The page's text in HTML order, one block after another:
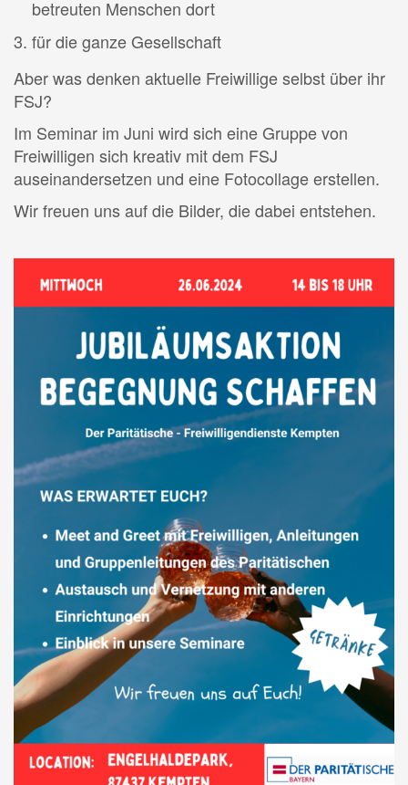
betreuten Menschen dort
für die ganze Gesellschaft
Aber was denken aktuelle Freiwillige selbst über ihr
FSJ?
Im Seminar im Juni wird sich eine Gruppe von
Freiwilligen sich kreativ mit dem FSJ
auseinandersetzen und eine Fotocollage erstellen.
Wir freuen uns auf die Bilder, die dabei entstehen.